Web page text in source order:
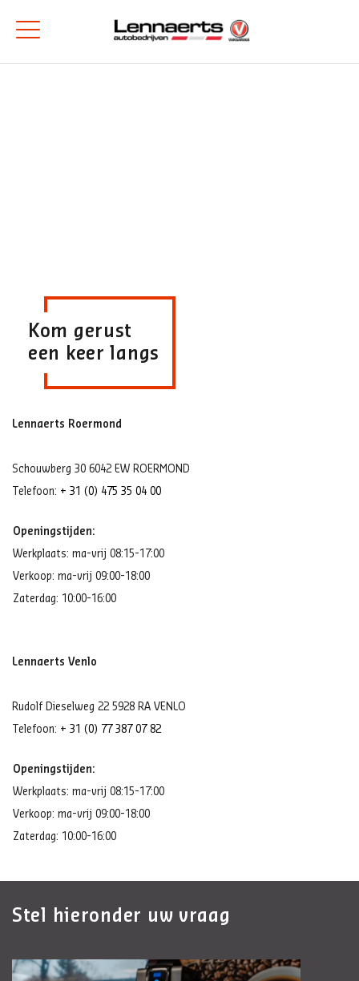
Kom gerust
een keer langs
Lennaerts Roermond
Schouwberg 30 6042 EW ROERMOND
Telefoon: + 31 (0) 475 35 04 00
Openingstijden:
Werkplaats: ma-vrij 08:15-17:00
Verkoop: ma-vrij 09:00-18:00
Zaterdag: 10:00-16:00
Lennaerts Venlo
Rudolf Dieselweg 22 5928 RA VENLO
Telefoon: + 31 (0) 77 387 07 82
Openingstijden:
Werkplaats: ma-vrij 08:15-17:00
Verkoop: ma-vrij 09:00-18:00
Zaterdag: 10:00-16:00
Stel hieronder uw vraag